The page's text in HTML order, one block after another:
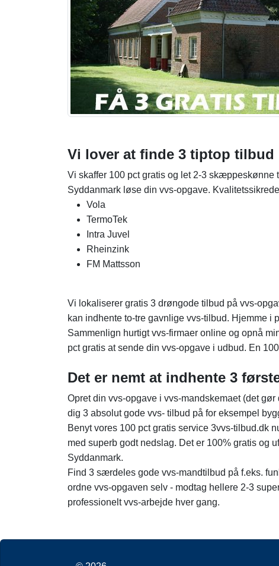
Vi lover at finde 3 tiptop tilbud
Vi skaffer 100 pct gratis og let 2-3 skæppeskønne
Syddanmark løse din vvs-opgave.
Vola
TermoTek
Intra Juvel
Rheinzink
FM Mattsson
Vi lokaliserer gratis 3 drøngode tilbud på vvs-
kan indhente to-tre gavnlige vvs-tilbud. Hjemme i
Sammenlign hurtigt vvs-firmaer online og opnå
pct gratis at sende din vvs-opgave i udbud. En
Det er nemt at indhente 3
Opret din vvs-opgave i vvs-mandskemaet (det
dig 3 absolut gode vvs- tilbud på for eksempel
Benyt vores 100 pct gratis service 3vvs-tilbud.dk
med superb godt nedslag. Det er 100% gratis og
Syddanmark.
Find 3 særdeles gode vvs-mandtilbud på f.eks.
ordne vvs-opgaven selv - modtag hellere 2-3
professionelt vvs-arbejde hver gang.